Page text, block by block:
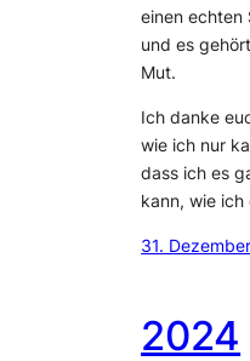
einen echten
und es
Mut.
Ich danke
wie ich nur
dass ich es
kann, wie ich
31.
2024